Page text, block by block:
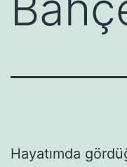
Hayatımda